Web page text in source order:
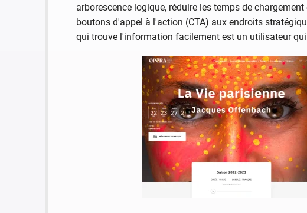
arborescence logique, réduire les temps de chargement
boutons d'appel à l'action (CTA) aux endroits
qui trouve l'information facilement est un utilisateur